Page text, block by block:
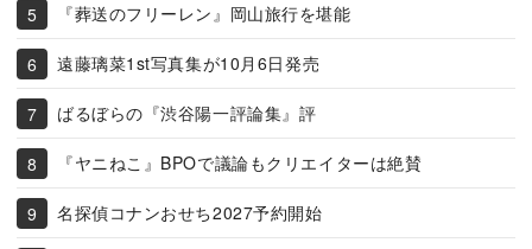
『葬送のフリーレン』岡山旅行を堪能
遠藤璃菜1st写真集が10月6日発売
ばるぼらの『渋谷陽一評論集』評
『ヤニねこ』BPOで議論もクリエイターは絶賛
名探偵コナンおせち2027予約開始